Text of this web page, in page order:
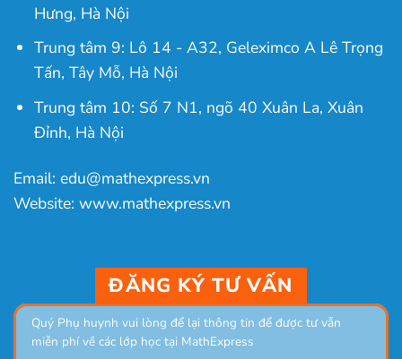
Hưng, Hà Nội
Trung tâm 9: Lô 14 - A32, Geleximco A Lê Trọng
Tấn, Tây Mỗ, Hà Nội
Trung tâm 10: Số 7 N1, ngõ 40 Xuân La, Xuân
Đỉnh, Hà Nội
Email: edu@mathexpress.vn
Website: www.mathexpress.vn
ĐĂNG KÝ TƯ VẤN
Quý Phụ huynh vui lòng để lại thông tin để được tư vẫn
miễn phí về các lớp học tại MathExpress